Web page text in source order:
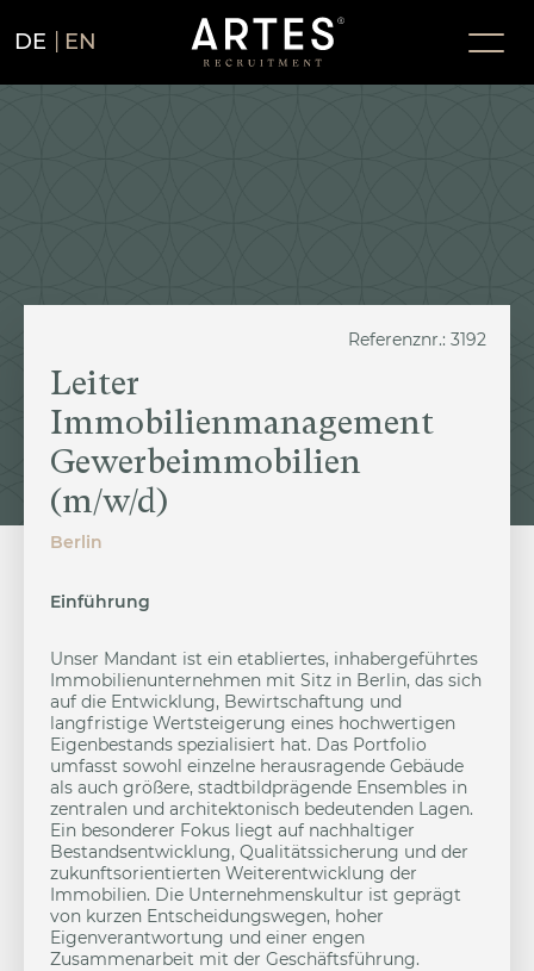
DE EN
Leiter
Immobilienmanagement
Gewerbeimmobilien
(m/w/d)
Referenznr.: 3192
Berlin
Einführung
Unser Mandant ist ein etabliertes, inhabergeführtes
Immobilienunternehmen mit Sitz in Berlin, das sich
auf die Entwicklung, Bewirtschaftung und
langfristige Wertsteigerung eines hochwertigen
Eigenbestands spezialisiert hat. Das Portfolio
umfasst sowohl einzelne herausragende Gebäude
als auch größere, stadtbildprägende Ensembles in
zentralen und architektonisch bedeutenden Lagen.
Ein besonderer Fokus liegt auf nachhaltiger
Bestandsentwicklung, Qualitätssicherung und der
zukunftsorientierten Weiterentwicklung der
Immobilien. Die Unternehmenskultur ist geprägt
von kurzen Entscheidungswegen, hoher
Eigenverantwortung und einer engen
Zusammenarbeit mit der Geschäftsführung.